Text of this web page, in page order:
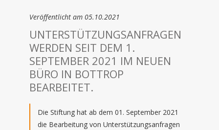
Veröffentlicht am 05.10.2021
UNTERSTÜTZUNGSANFRAGEN
WERDEN SEIT DEM 1.
SEPTEMBER 2021 IM NEUEN
BÜRO IN BOTTROP
BEARBEITET.
Die Stiftung hat ab dem 01. September 2021
die Bearbeitung von Unterstützungsanfragen